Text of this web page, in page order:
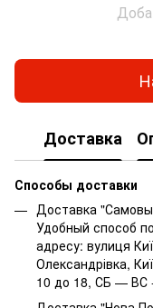
Доставка
Способы доставки
Доставка
Удобный способ
адресу: вулиця
Олександрівка,
10 до 18, СБ — ВС